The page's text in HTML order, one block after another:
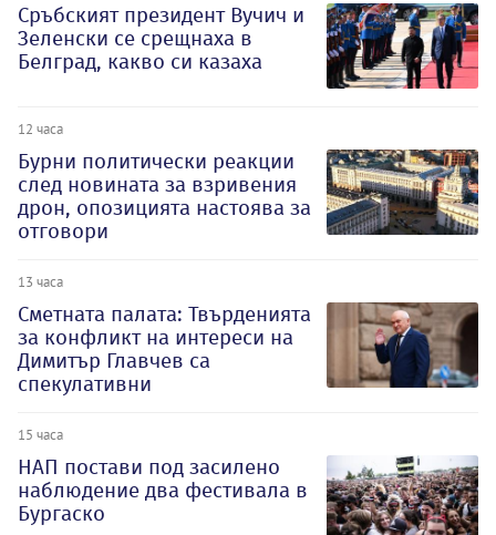
Сръбският президент Вучич и
Зеленски се срещнаха в
Белград, какво си казаха
12 часа
Бурни политически реакции
след новината за взривения
дрон, опозицията настоява за
отговори
13 часа
Сметната палата: Твърденията
за конфликт на интереси на
Димитър Главчев са
спекулативни
15 часа
НАП постави под засилено
наблюдение два фестивала в
Бургаско